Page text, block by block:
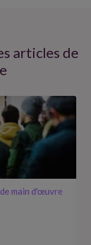
articles de
main d'œuvre